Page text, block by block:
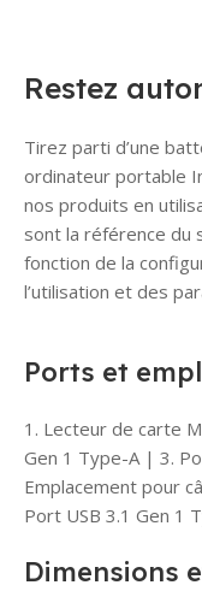
Restez
Tirez parti d’une
ordinateur portable
nos produits en
sont la référence du
fonction de la
l’utilisation et des
Ports et
1. Lecteur de carte
Gen 1 Type-A | 3.
Emplacement pour
Port USB 3.1 Gen 1
Dimensions